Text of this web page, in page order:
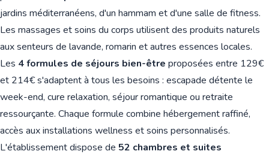
jardins méditerranéens, d'un hammam et d'une salle de fitness.
Les massages et soins du corps utilisent des produits naturels
aux senteurs de lavande, romarin et autres essences locales.
Les 4 formules de séjours bien-être proposées entre 129€
et 214€ s'adaptent à tous les besoins : escapade détente le
week-end, cure relaxation, séjour romantique ou retraite
ressourçante. Chaque formule combine hébergement raffiné,
accès aux installations wellness et soins personnalisés.
L'établissement dispose de 52 chambres et suites